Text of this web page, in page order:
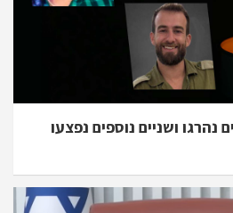
נהרגו ושניים נוספים נפצעו